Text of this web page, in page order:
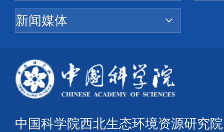
中国科学院西北生态环境资源研